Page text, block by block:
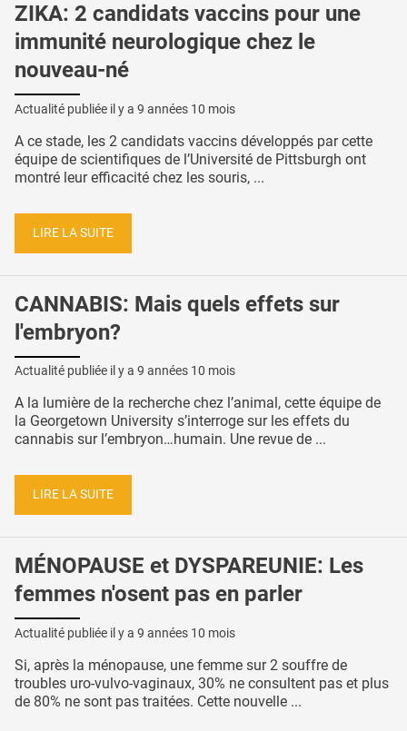
ZIKA: 2 candidats vaccins pour une
immunité neurologique chez le
nouveau-né
Actualité publiée il y a 9 années 10 mois
A ce stade, les 2 candidats vaccins développés par cette
équipe de scientifiques de l’Université de Pittsburgh ont
montré leur efficacité chez les souris, ...
LIRE LA SUITE
CANNABIS: Mais quels effets sur
l'embryon?
Actualité publiée il y a 9 années 10 mois
A la lumière de la recherche chez l’animal, cette équipe de
la Georgetown University s’interroge sur les effets du
cannabis sur l’embryon…humain. Une revue de ...
LIRE LA SUITE
MÉNOPAUSE et DYSPAREUNIE: Les
femmes n'osent pas en parler
Actualité publiée il y a 9 années 10 mois
Si, après la ménopause, une femme sur 2 souffre de
troubles uro-vulvo-vaginaux, 30% ne consultent pas et plus
de 80% ne sont pas traitées. Cette nouvelle ...